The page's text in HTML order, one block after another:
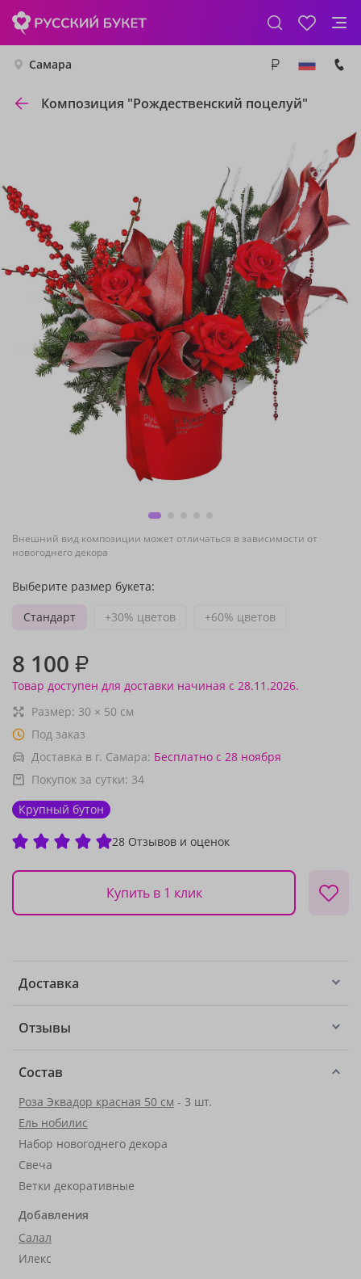
Самара
Композиция "Рождественский поцелуй"
Внешний вид композиции может отличаться в зависимости от
новогоднего декора
Выберите размер букета:
Стандарт
+30% цветов +60% цветов
8 100 ₽
Товар доступен для доставки начиная с 28.11.2026.
Размер: 30 × 50 см
Под заказ
Доставка в г. Самара: Бесплатно с 28 ноября
Покупок за сутки: 34
Крупный бутон
28 Отзывов и оценок
Купить в 1 клик
Доставка
Отзывы
Состав
Роза Эквадор красная 50 см - 3 шт.
Ель нобилис
Набор новогоднего декора
Свеча
Ветки декоративные
Добавления
Салал
Илекс